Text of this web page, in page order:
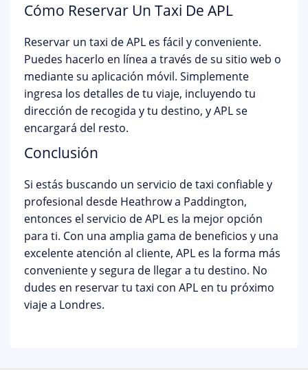
Cómo Reservar Un Taxi De APL
Reservar un taxi de APL es fácil y conveniente.
Puedes hacerlo en línea a través de su sitio web o
mediante su aplicación móvil. Simplemente
ingresa los detalles de tu viaje, incluyendo tu
dirección de recogida y tu destino, y APL se
encargará del resto.
Conclusión
Si estás buscando un servicio de taxi confiable y
profesional desde Heathrow a Paddington,
entonces el servicio de APL es la mejor opción
para ti. Con una amplia gama de beneficios y una
excelente atención al cliente, APL es la forma más
conveniente y segura de llegar a tu destino. No
dudes en reservar tu taxi con APL en tu próximo
viaje a Londres.